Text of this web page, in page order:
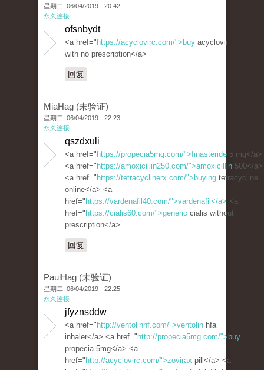
星期二, 06/04/2019 - 20:42
永久连接
ofsnbydt
<a href=" https://acyclovirc.com/">buy acyclovir
with no prescription</a>
回复
MiaHag (未验证)
星期二, 06/04/2019 - 22:23
永久连接
qszdxuli
<a href=" https://propecia5mg.com/">finasteride 5 mg</a>
<a href=" https://amoxicillin250.com/">amoxicillin 500</a>
<a href=" https://tetracyclinerx.com/">buying tetracycline
online</a> <a
href=" https://vardenafil40.com/">vardenafil</a> <a
href=" https://cialis60.com/">generic cialis without
prescription</a>
回复
PaulHag (未验证)
星期二, 06/04/2019 - 22:25
永久连接
jfyznsddw
<a href=" http://ventolinhf.com/">ventolin hfa
inhaler</a> <a href=" http://propecia5mg.com/">buy
propecia 5mg</a> <a
href=" http://acyclovirc.com/">zovirax pill</a> <a